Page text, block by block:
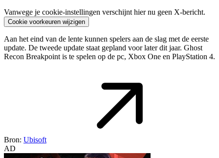
Vanwege je cookie-instellingen verschijnt hier nu geen X-bericht.
Cookie voorkeuren wijzigen
Aan het eind van de lente kunnen spelers aan de slag met de eerste
update. De tweede update staat gepland voor later dit jaar. Ghost
Recon Breakpoint is te spelen op de pc, Xbox One en PlayStation 4.
Bron: Ubisoft
AD